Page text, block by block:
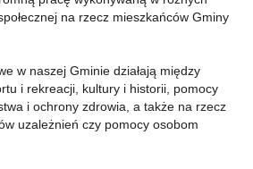
na rzecz mieszkańców Gminy
w naszej Gminie działają między
i rekreacji, kultury i historii, pomocy
i ochrony zdrowia, a także na rzecz
uzależnień czy pomocy osobom